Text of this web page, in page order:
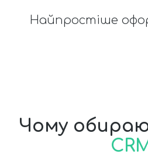
Найпростіше
Чому